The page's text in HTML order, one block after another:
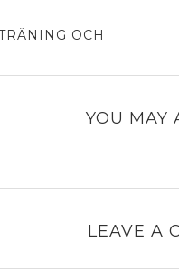
OCH
YOU MAY
LEAVE A